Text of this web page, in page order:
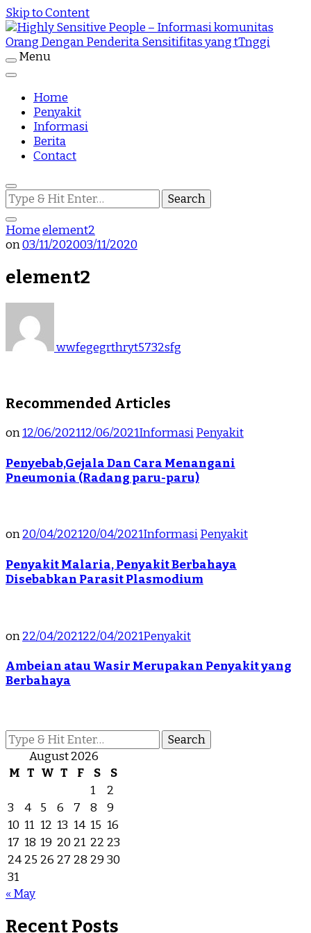
Skip to Content
Highly Sensitive People – Informasi
komunitas Orang Dengan Penderita
Sensitifitas yang tTnggi
Penderita Sensitifitas yang tTnggi
Menu
Home
Penyakit
Informasi
Berita
Contact
Looking
for
Something?
Homeelement2
on03/11/202003/11/2020
element2
wwfegegrthryt5732sfg
Recommended Articles
on12/06/202112/06/2021InformasiPenyakit
Penyebab,Gejala Dan Cara Menangani
Pneumonia (Radang paru-paru)
on20/04/202120/04/2021InformasiPenyakit
Penyakit Malaria, Penyakit Berbahaya
Disebabkan Parasit Plasmodium
on22/04/202122/04/2021Penyakit
Ambeian atau Wasir Merupakan Penyakit yang
Berbahaya
Looking
for
Something?
August 2026
M T W T F S
S
1
2
3
4 5 6 7 8
9
10 11 12 13 14 15 16
17 18 19 20 21 22 23
24 25 26 27 28 29 30
31
« May
Recent Posts